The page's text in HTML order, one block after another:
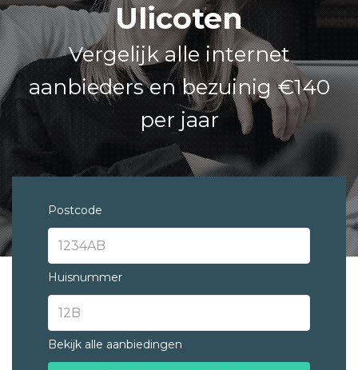
Ulicoten
Vergelijk alle internet
aanbieders en bezuinig €140
per jaar
Postcode
Huisnummer
Bekijk alle aanbiedingen